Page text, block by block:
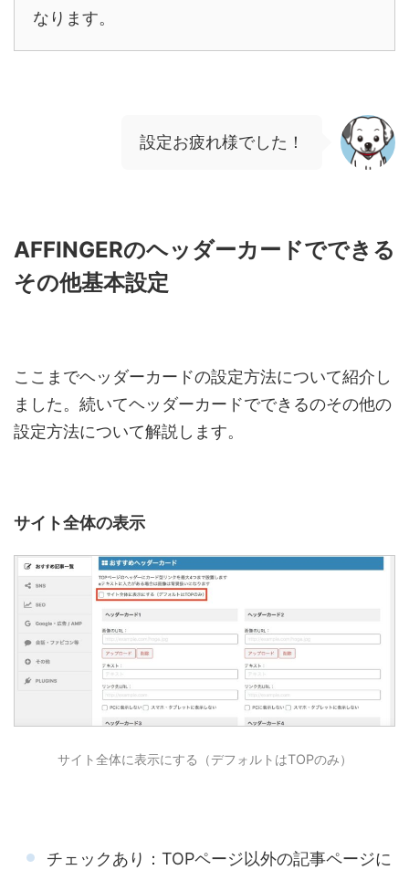
なります。
設定お疲れ様でした！
AFFINGERのヘッダーカードでできる
その他基本設定
ここまでヘッダーカードの設定方法について紹介し
ました。続いてヘッダーカードでできるのその他の
設定方法について解説します。
サイト全体の表示
サイト全体に表示にする（デフォルトはTOPのみ）
チェックあり：TOPページ以外の記事ページに